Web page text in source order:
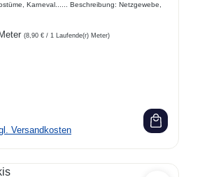
Karneval...... Beschreibung: Netzgewebe,
(8,90 € / 1 Laufende(r) Meter)
Versandkosten